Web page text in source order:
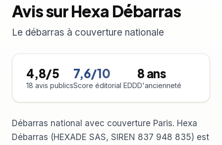
Avis sur Hexa Débarras
Le débarras à couverture nationale
4,8/5
18 avis publics
7,6/10
Score éditorial EDD
8 ans
D'ancienneté
Débarras national avec couverture Paris. Hexa
Débarras (HEXADE SAS, SIREN 837 948 835) est